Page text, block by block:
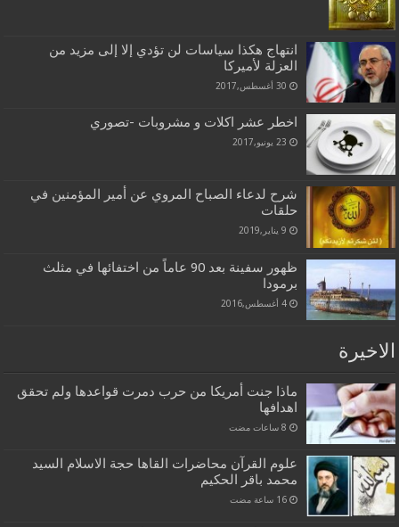
انتهاج هكذا سياسات لن تؤدي إلا إلى مزيد من
العزلة لأميركا
30 أغسطس,2017
اخطر عشر اكلات و مشروبات -تصوري
23 يونيو,2017
شرح لدعاء الصباح المروي عن أمير المؤمنين في
حلقات
9 يناير,2019
ظهور سفينة بعد 90 عاماً من اختفائها في مثلث
برمودا
4 أغسطس,2016
الاخيرة
ماذا جنت أمريكا من حرب دمرت قواعدها ولم تحقق
اهدافها
علوم القرآن محاضرات القاها حجة الاسلام السيد
محمد باقر الحكيم
‏16 ساعة مضت